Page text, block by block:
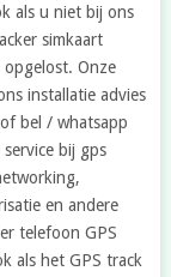
als u niet bij ons
simkaart
Onze
installatie advies
bel / whatsapp
bij gps
en andere
telefoon GPS
als het GPS track